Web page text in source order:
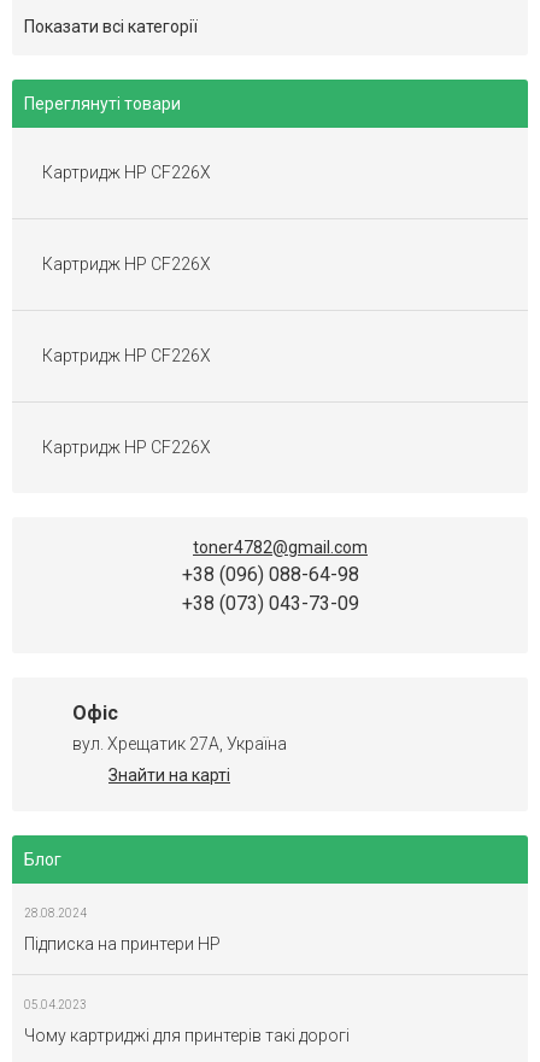
Картриджі Brother
Картриджі Dell
Картриджі Epson
Картриджі Toshiba
Картриджі Gestetner
Картриджі для матричних принтерів
Перезаправні Картриджі
Показати всі категорії
Переглянуті товари
Картридж HP CF226X
Картридж HP CF226X
Картридж HP CF226X
Картридж HP CF226X
toner4782@gmail.com
+38 (096) 088-64-98
+38 (073) 043-73-09
Офіс
вул. Хрещатик 27А, Україна
Знайти на карті
Блог
28.08.2024
Підписка на принтери HP
05.04.2023
Чому картриджі для принтерів такі дорогі